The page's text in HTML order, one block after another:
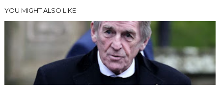
YOU MIGHT ALSO LIKE